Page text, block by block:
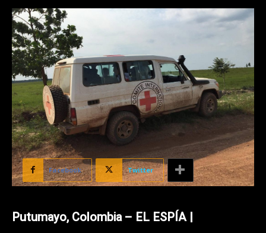
Facebook Twitter
Putumayo, Colombia – EL ESPÍA |